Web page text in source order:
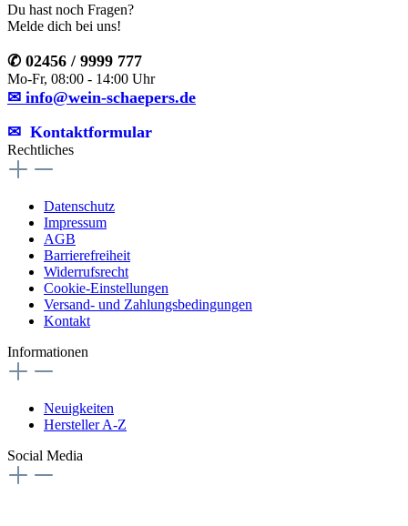
Du hast noch Fragen?
Melde dich bei uns!
✆ 02456 / 9999 777
Mo-Fr, 08:00 - 14:00 Uhr
✉ info@wein-schaepers.de
✉︎ Kontaktformular
Rechtliches
Datenschutz
Impressum
AGB
Barrierefreiheit
Widerrufsrecht
Cookie-Einstellungen
Versand- und Zahlungsbedingungen
Kontakt
Informationen
Neuigkeiten
Hersteller A-Z
Social Media